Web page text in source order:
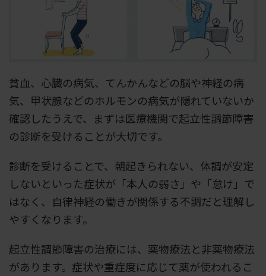
貧血、心臓の病気、てんかんなどの脳や神経の病
気、甲状腺などのホルモンの病気が隠れていないか
確認したうえで、まずは医療機関で起立性調節障害
の診断を受けることが大切です。
診断を受けることで、朝起きられない、体調が安定
しないといった症状が「本人の弱さ」や「怠け」で
はなく、自律神経の働きが関係する不調だと理解し
やすくなります。
起立性調節障害の治療には、薬物療法と非薬物療法
があります。症状や重症度に応じて薬が使われるこ